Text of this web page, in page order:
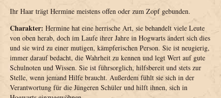
Ihr Haar trägt Hermine meistens offen oder zum Zopf gebunden.
Charakter: Hermine hat eine herrische Art, sie behandelt viele Leute
von oben herab, doch im Laufe ihrer Jahre in Hogwarts ändert sich dies
und sie wird zu einer mutigen, kämpferischen Person. Sie ist neugierig,
immer darauf bedacht, die Wahrheit zu kennen und legt Wert auf gute
Schulnoten und Wissen. Sie ist führsorglich, hilfsbereit und stets zur
Stelle, wenn jemand Hilfe braucht. Außerdem fühlt sie sich in der
Verantwortung für die Jüngeren Schüler und hilft ihnen, sich in